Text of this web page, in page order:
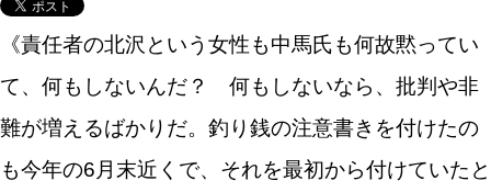
《責任者の北沢という女性も中馬氏も何故黙ってい
て、何もしないんだ？ 何もしないなら、批判や非
難が増えるばかりだ。釣り銭の注意書きを付けたの
も今年の6月末近くで、それを最初から付けていたと